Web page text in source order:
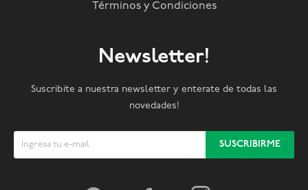
Términos y Condiciones
Newsletter!
Suscribite a nuestra newsletter y enterate de todas las
novedades!
SUSCRIBIRME